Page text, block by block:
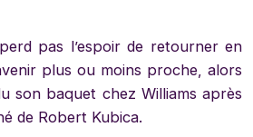
pas l’espoir de retourner en
plus ou moins proche, alors
son baquet chez Williams après
de Robert Kubica.